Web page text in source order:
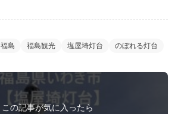
福島 福島観光 塩屋埼灯台 のぼれる灯台
この記事が気に入ったら